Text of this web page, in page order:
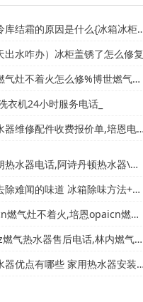
霜的原因是什么{冰箱冰柜漏水怎么处理
出水咋办）冰柜盖锈了怎么修复
不着火怎么修%博世燃气灶打不着火的原因
衣机24小时服务电话_
收费报价单,培恩电热水器维修配件收费报价单图片官方发布
诗丹顿热水器\奥特朗热水器合肥维修电话,奥特朗售后服务热...
味道 冰箱除味方法+冰箱怎么消毒 冰箱的消毒方法介绍
灶不着火,培恩opaicn燃气灶打不着火
售后电话,林内燃气热水器使用说明%noritz燃气灶打...
哪些 家用热水器安装方法|安顺电器燃气灶维修多少钱